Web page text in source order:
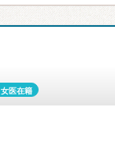
女医在籍